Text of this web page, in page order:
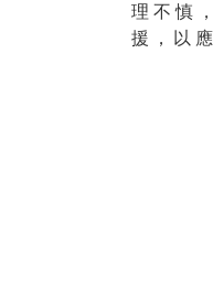
理不慎
援，以